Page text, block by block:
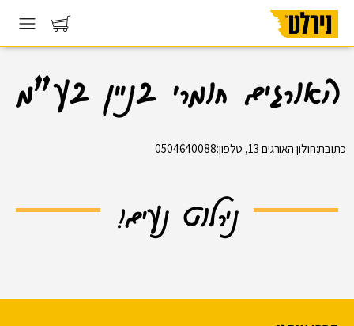
האורגים חומרי בניין בע״מ
כתובת:חולון האורגים 13, טלפון:0504640088
נירלוט נעים!